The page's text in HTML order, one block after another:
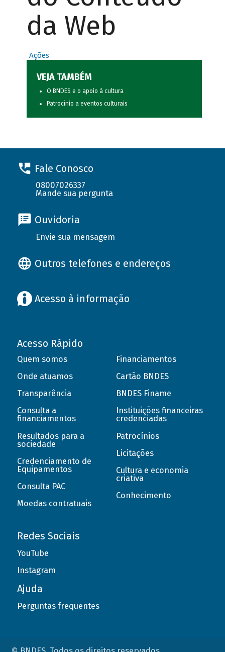
da Web
Ações
VEJA TAMBÉM
O BNDES e o apoio à cultura
Patrocínio a eventos culturais
Fale Conosco
08007026337
Mande sua pergunta
Ouvidoria
Envie sua mensagem
Outros telefones e endereços
Acesso à informação
Acesso Rápido
Quem somos
Onde atuamos
Transparência
Consulta a
financiamentos
Resultados para a
sociedade
Credenciamento de
Equipamentos
Consulta PAC
Moedas contratuais
Financiamentos
Cartão BNDES
BNDES Finame
Instituições financeiras
credenciadas
Patrocínios
Licitações
Cultura e economia
criativa
Conhecimento
Redes Sociais
YouTube
Instagram
Ajuda
Perguntas frequentes